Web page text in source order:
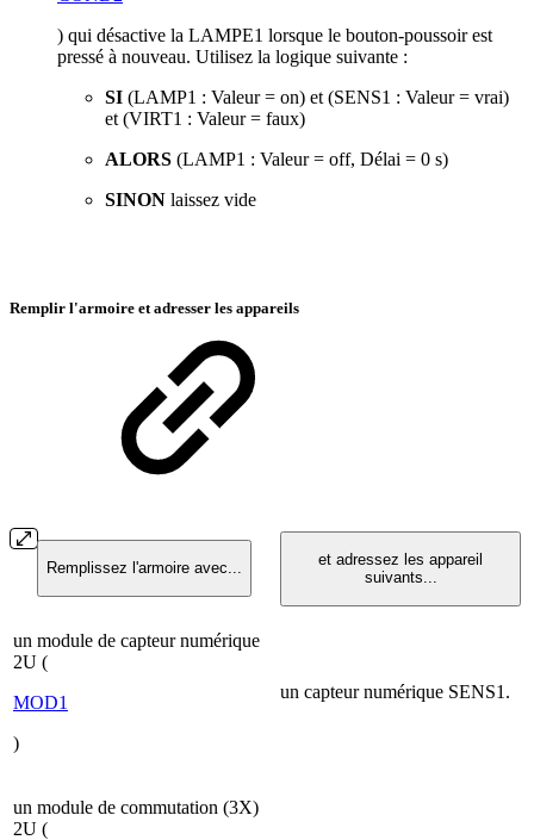
) qui désactive la LAMPE1 lorsque le bouton-poussoir est
pressé à nouveau. Utilisez la logique suivante :
SI (LAMP1 : Valeur = on) et (SENS1 : Valeur = vrai)
et (VIRT1 : Valeur = faux)
ALORS (LAMP1 : Valeur = off, Délai = 0 s)
SINON laissez vide
Remplir l'armoire et adresser les appareils
Remplissez l'armoire avec...
et adressez les appareil
suivants...
un module de capteur numérique
2U (
MOD1
)
un capteur numérique SENS1.
un module de commutation (3X)
2U (